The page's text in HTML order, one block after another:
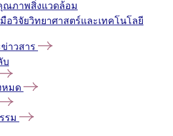
ณภาพสิ่งแวดล้อม
อวิจัยวิทยาศาสตร์และเทคโนโลยี
าวสาร
บ
หมด
รม